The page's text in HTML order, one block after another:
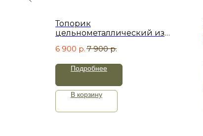
Топорик
цельнометаллический из
6 900 р. 7 900 р.
Подробнее
В корзину